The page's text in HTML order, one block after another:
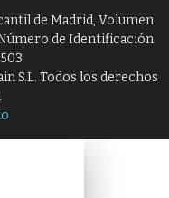
de Madrid, Volumen
Número de Identificación
S.L. Todos los derechos